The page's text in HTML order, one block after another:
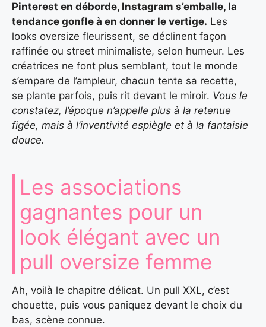
Pinterest en déborde, Instagram s’emballe, la
tendance gonfle à en donner le vertige. Les
looks oversize fleurissent, se déclinent façon
raffinée ou street minimaliste, selon humeur. Les
créatrices ne font plus semblant, tout le monde
s’empare de l’ampleur, chacun tente sa recette,
se plante parfois, puis rit devant le miroir. Vous le
constatez, l’époque n’appelle plus à la retenue
figée, mais à l’inventivité espiègle et à la fantaisie
douce.
Les associations
gagnantes pour un
look élégant avec un
pull oversize femme
Ah, voilà le chapitre délicat. Un pull XXL, c’est
chouette, puis vous paniquez devant le choix du
bas, scène connue.